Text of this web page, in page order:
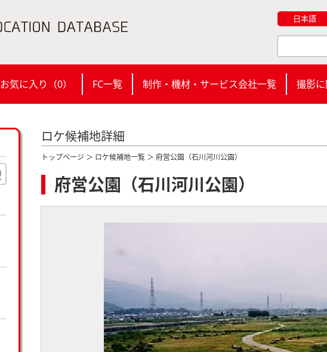
日本語
お気に入り（0） FC一覧 制作・機材・サービス会社一覧 撮影
ロケ候補地詳細
トップページ ＞ ロケ候補地一覧 ＞ 府営公園（石川河川公園）
府営公園（石川河川公園）